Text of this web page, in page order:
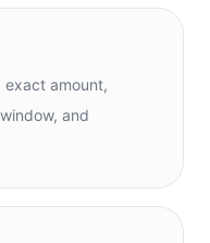
amount,
and